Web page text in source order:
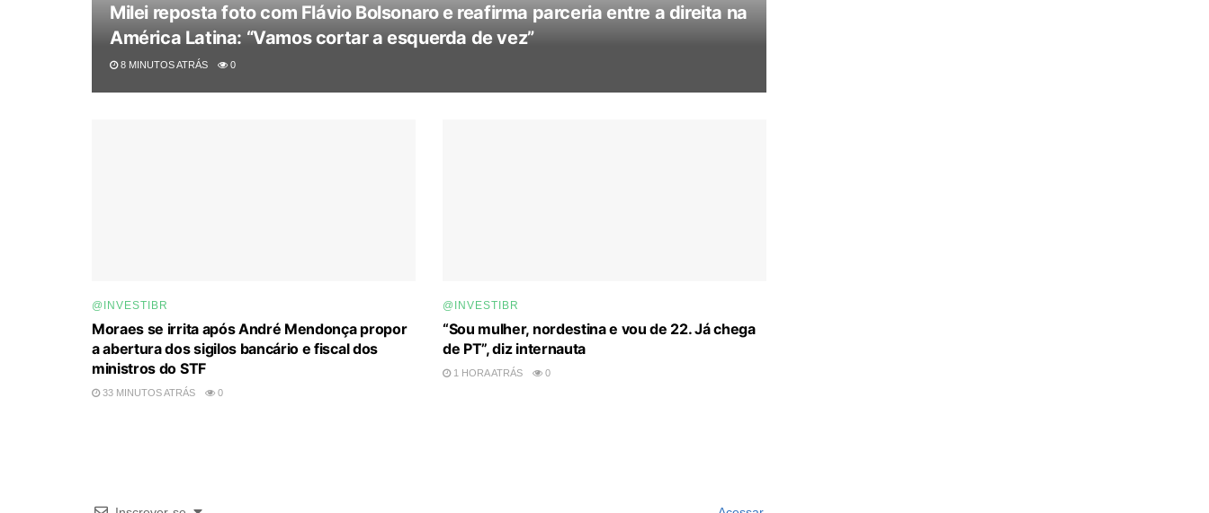
Milei reposta foto com Flávio Bolsonaro e reafirma parceria entre a direita na
América Latina: “Vamos cortar a esquerda de vez”
8 MINUTOS ATRÁS 0
@INVESTIBR
Moraes se irrita após André Mendonça propor
a abertura dos sigilos bancário e fiscal dos
ministros do STF
33 MINUTOS ATRÁS 0
@INVESTIBR
“Sou mulher, nordestina e vou de 22. Já chega
de PT”, diz internauta
1 HORA ATRÁS 0